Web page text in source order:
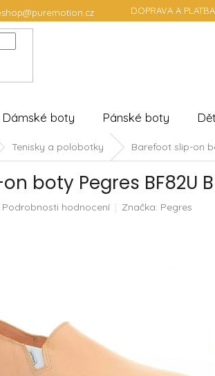
DOPRAVA A PLATBA
Dámské boty Pánské boty
Tenisky a polobotky Barefoot slip-on
boty Pegres BF82U
Podrobnosti hodnocení Značka: Pegres